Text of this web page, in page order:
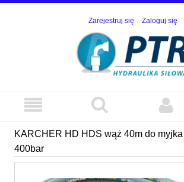
Zarejestruj się Zaloguj się
KARCHER HD HDS wąż 40m do
400bar